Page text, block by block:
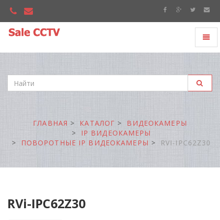
CCTV"
ГЛАВНАЯ КАТАЛОГ
ВИДЕОКАМЕРЫ
IP ВИДЕОКАМЕРЫ
ПОВОРОТНЫЕ IP ВИДЕОКАМЕРЫ
RVI-IPC62Z30
RVi-IPC62Z30